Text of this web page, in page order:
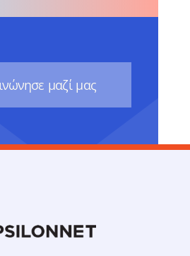
μαζί μας